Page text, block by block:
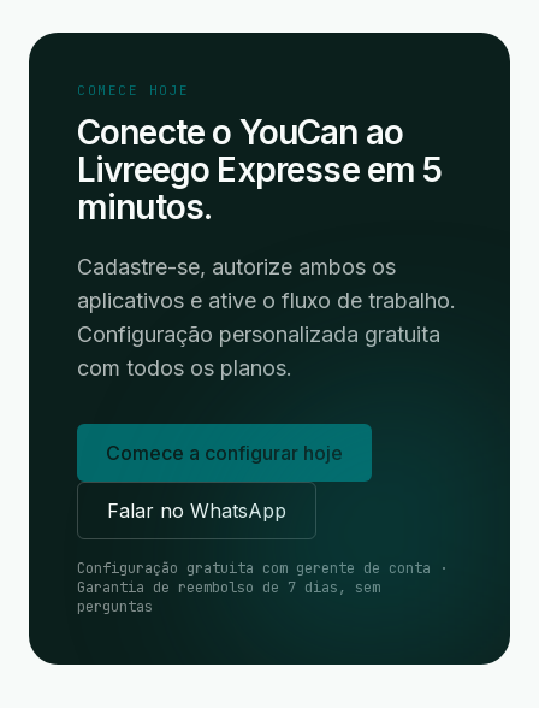
COMECE HOJE
Conecte o YouCan ao
Livreego Expresse em 5
minutos.
Cadastre-se, autorize ambos os
aplicativos e ative o fluxo de trabalho.
Configuração personalizada gratuita
com todos os planos.
Comece a configurar hoje
Falar no WhatsApp
Configuração gratuita com gerente de conta ·
Garantia de reembolso de 7 dias, sem
perguntas